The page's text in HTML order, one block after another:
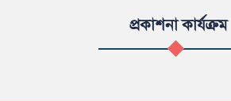
প্রকাশনা কার্যক্রম